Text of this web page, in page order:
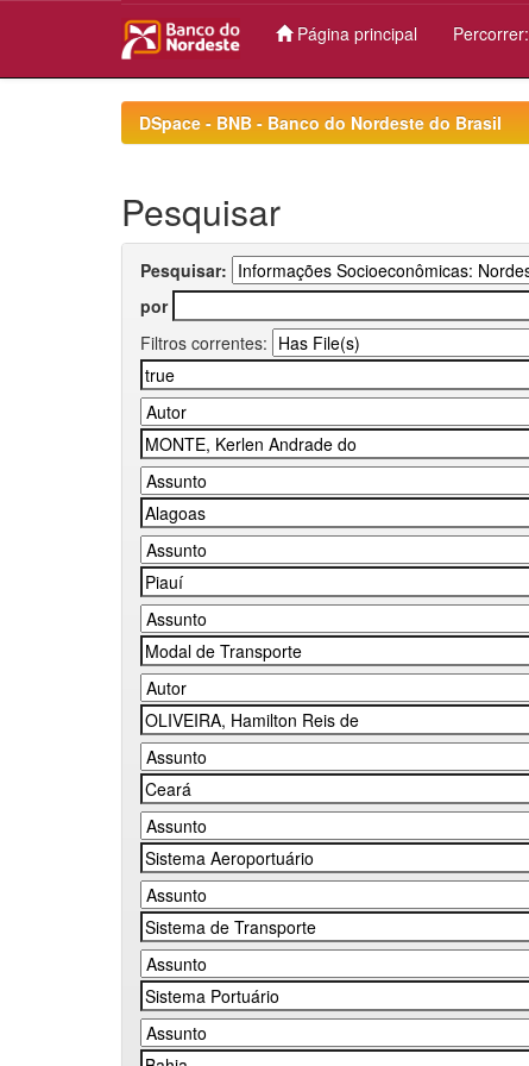
Página principal Percorrer:
DSpace - BNB - Banco do Nordeste do Brasil
Pesquisar
Pesquisar:
por
Filtros correntes: